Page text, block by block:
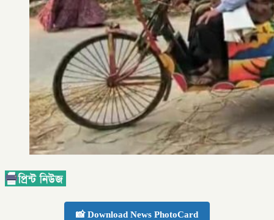
📸 Download News PhotoCard